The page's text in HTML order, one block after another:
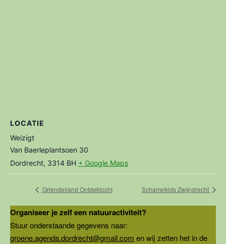
LOCATIE
Weizigt
Van Baerleplantsoen 30
Dordrecht, 3314 BH + Google Maps
Griendeiland Ontdektocht Scharrelkids Zwijndrecht
Organiseer je zelf een natuuractiviteit?
Stuur onderstaande gegevens naar:
groene.agenda.dordrecht@gmail.com en wij zetten het in de